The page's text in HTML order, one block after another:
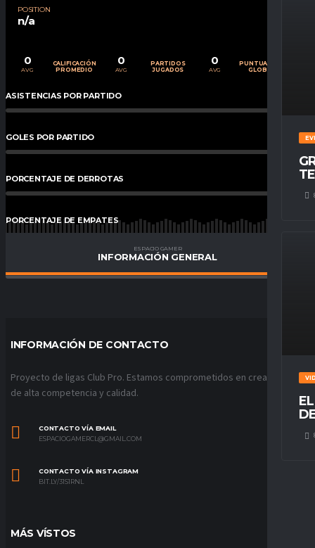
POSITION
n/a
0
AVG
CALIFICACIÓN
PROMEDIO
0
AVG
PARTIDOS
JUGADOS
0
AVG
PUNTUACIÓN
GLOBAL
ASISTENCIAS POR PARTIDO
GOLES POR PARTIDO %
PORCENTAJE DE DERROTAS %
PORCENTAJE DE EMPATES
PORCENTAJE DE VICTORIAS
ESPACIO GAMER
INFORMACIÓN GENERAL
INFORMACIÓN DE CONTACTO
Proyecto de ligas Club Pro. Estamos comprometidos en crear ligas
de alta competencia y calidad.
CONTACTO VÍA EMAIL
ESPACIOGAMERCL@GMAIL.COM
CONTACTO VÍA INSTAGRAM
BIT.LY/31S1RNL
MÁS VÍSTOS